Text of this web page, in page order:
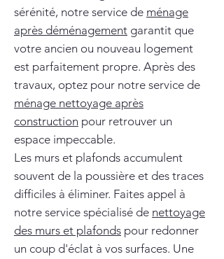
sérénité, notre service de ménage
après déménagement garantit que
votre ancien ou nouveau logement
est parfaitement propre. Après des
travaux, optez pour notre service de
ménage nettoyage après
construction pour retrouver un
espace impeccable.
Les murs et plafonds accumulent
souvent de la poussière et des traces
difficiles à éliminer. Faites appel à
notre service spécialisé de nettoyage
des murs et plafonds pour redonner
un coup d'éclat à vos surfaces. Une